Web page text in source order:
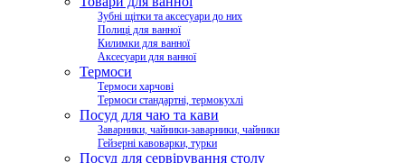
Зубні щітки та аксесуари до них
Полиці для ванної
Килимки для ванної
Аксесуари для ванної
Термоси
Термоси харчові
Термоси стандартні, термокухлі
Посуд для чаю та кави
Заварники, чайники-заварники, чайники
Гейзерні кавоварки, турки
Посуд для сервірування столу